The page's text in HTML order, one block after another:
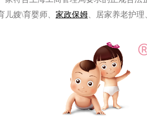
嫂\育婴师、 家政保姆 、居家养老护